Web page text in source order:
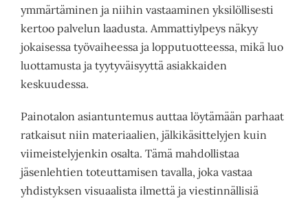
ymmärtäminen ja niihin vastaaminen yksilöllisesti
kertoo palvelun laadusta. Ammattiylpeys näkyy
jokaisessa työvaiheessa ja lopputuotteessa, mikä luo
luottamusta ja tyytyväisyyttä asiakkaiden
keskuudessa.
Painotalon asiantuntemus auttaa löytämään parhaat
ratkaisut niin materiaalien, jälkikäsittelyjen kuin
viimeistelyjenkin osalta. Tämä mahdollistaa
jäsenlehtien toteuttamisen tavalla, joka vastaa
yhdistyksen visuaalista ilmettä ja viestinnällisiä